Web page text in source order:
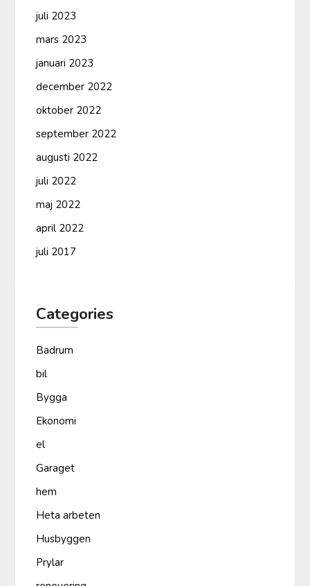
juli 2023
mars 2023
januari 2023
december 2022
oktober 2022
september 2022
augusti 2022
juli 2022
maj 2022
april 2022
juli 2017
Categories
Badrum
bil
Bygga
Ekonomi
el
Garaget
hem
Heta arbeten
Husbyggen
Prylar